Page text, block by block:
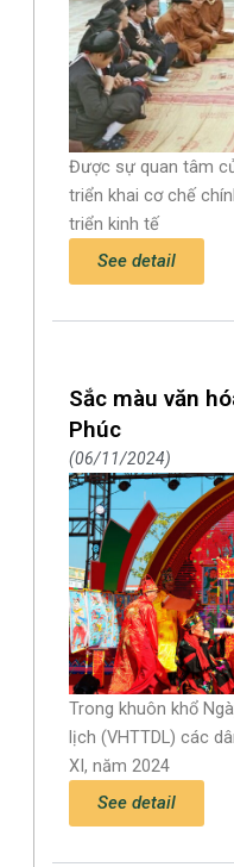
Được sự quan tâm
triển khai cơ chế
triển kinh tế
See detail
Sắc màu văn
Phúc
06/11/2024
Trong khuôn khổ
lịch (VHTTDL) các
XI, năm 2024
See detail